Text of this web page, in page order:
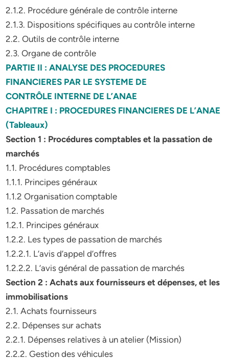
2.1.2. Procédure générale de contrôle interne
2.1.3. Dispositions spécifiques au contrôle interne
2.2. Outils de contrôle interne
2.3. Organe de contrôle
PARTIE II : ANALYSE DES PROCEDURES
FINANCIERES PAR LE SYSTEME DE
CONTRÔLE INTERNE DE L’ANAE
CHAPITRE I : PROCEDURES FINANCIERES DE L’ANAE
(Tableaux)
Section 1 : Procédures comptables et la passation de
marchés
1.1. Procédures comptables
1.1.1. Principes généraux
1.1.2 Organisation comptable
1.2. Passation de marchés
1.2.1. Principes généraux
1.2.2. Les types de passation de marchés
1.2.2.1. L’avis d’appel d’offres
1.2.2.2. L’avis général de passation de marchés
Section 2 : Achats aux fournisseurs et dépenses, et les
immobilisations
2.1. Achats fournisseurs
2.2. Dépenses sur achats
2.2.1. Dépenses relatives à un atelier (Mission)
2.2.2. Gestion des véhicules